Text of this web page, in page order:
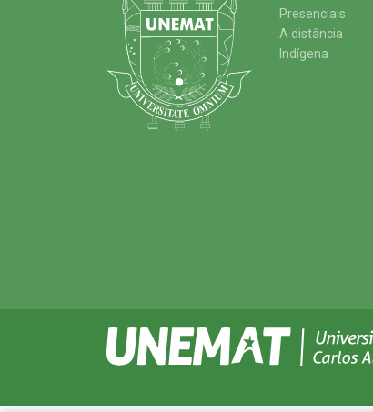
Presenciais
A distância
Indígena